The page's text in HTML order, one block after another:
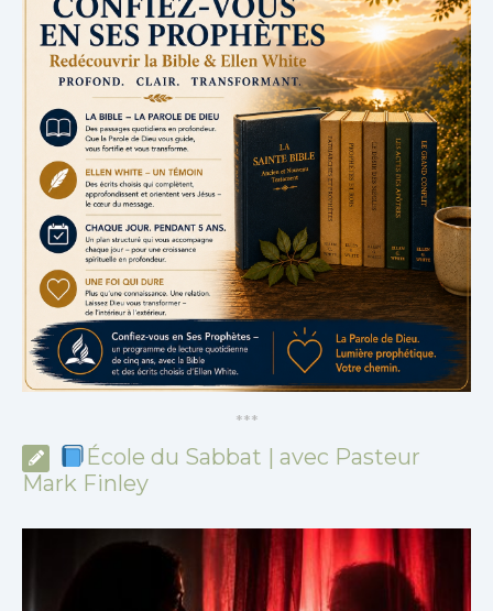
***
École du Sabbat | avec Pasteur
Mark Finley